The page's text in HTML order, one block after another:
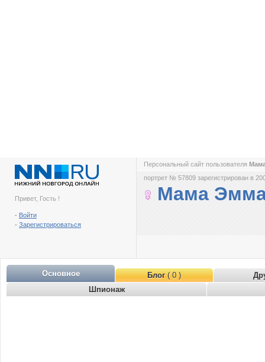
Привет, Гость !
- Войти
- Зарегистрироваться
Персональный сайт пользователя
портрет № 57809 зарегистрирован в
Мама
Основное Блог( 0 )
Шпионаж